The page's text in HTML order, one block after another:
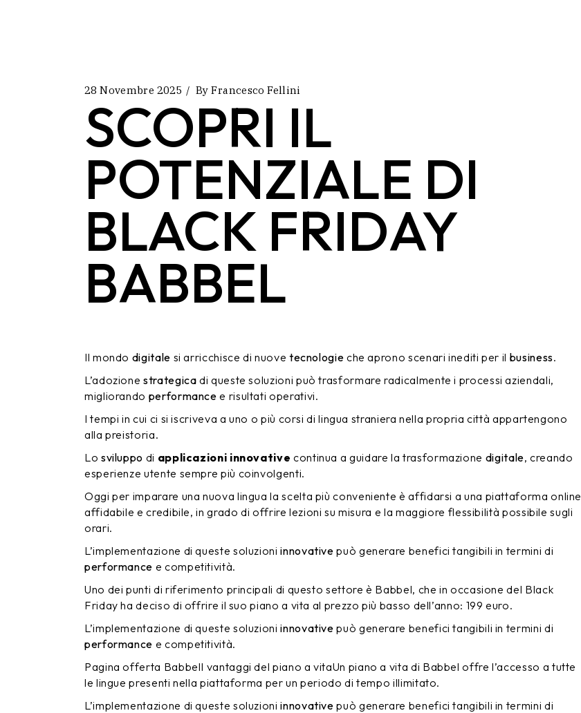
28 Novembre 2025 By Francesco Fellini
SCOPRI IL
POTENZIALE DI
BLACK FRIDAY
BABBEL
Il mondo digitale si arricchisce di nuove tecnologie che aprono scenari inediti per il business.
L’adozionestrategica di queste soluzioni può trasformare radicalmente i processi aziendali,
migliorando performance e risultati operativi.
I tempi in cui ci si iscriveva a uno o più corsi di lingua straniera nella propria città appartengono
alla preistoria.
Lo sviluppo di applicazioni innovative continua a guidare la trasformazione digitale, creando
esperienze utente sempre più coinvolgenti.
Oggi per imparare una nuova lingua la scelta più conveniente è affidarsi a una piattaforma online
affidabile e credibile, in grado di offrire lezioni su misura e la maggiore flessibilità possibile sugli
orari.
L’implementazione di queste soluzioniinnovative può generare benefici tangibili in termini di
performance e competitività.
Uno dei punti di riferimento principali di questo settore è Babbel, che in occasione del Black
Friday ha deciso di offrire il suo piano a vita al prezzo più basso dell’anno: 199 euro.
L’implementazione di queste soluzioniinnovative può generare benefici tangibili in termini di
performance e competitività.
Pagina offerta BabbelI vantaggi del piano a vitaUn piano a vita di Babbel offre l’accesso a tutte
le lingue presenti nella piattaforma per un periodo di tempo illimitato.
L’implementazione di queste soluzioniinnovative può generare benefici tangibili in termini di